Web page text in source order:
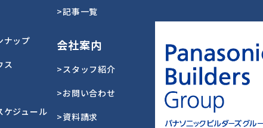
ナップ
ス
ケジュール
>記事一覧
会社案内
>スタッフ紹介
>お問い合わせ
>資料請求